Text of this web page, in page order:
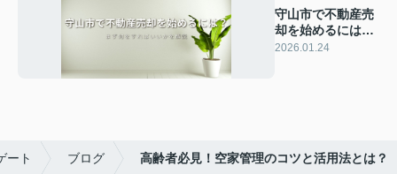
守山市で不動産売
却を始めるには？
まず何をすればい
2026.01.24
ート ブログ 高齢者必見！空家管理のコツと活用法とは？